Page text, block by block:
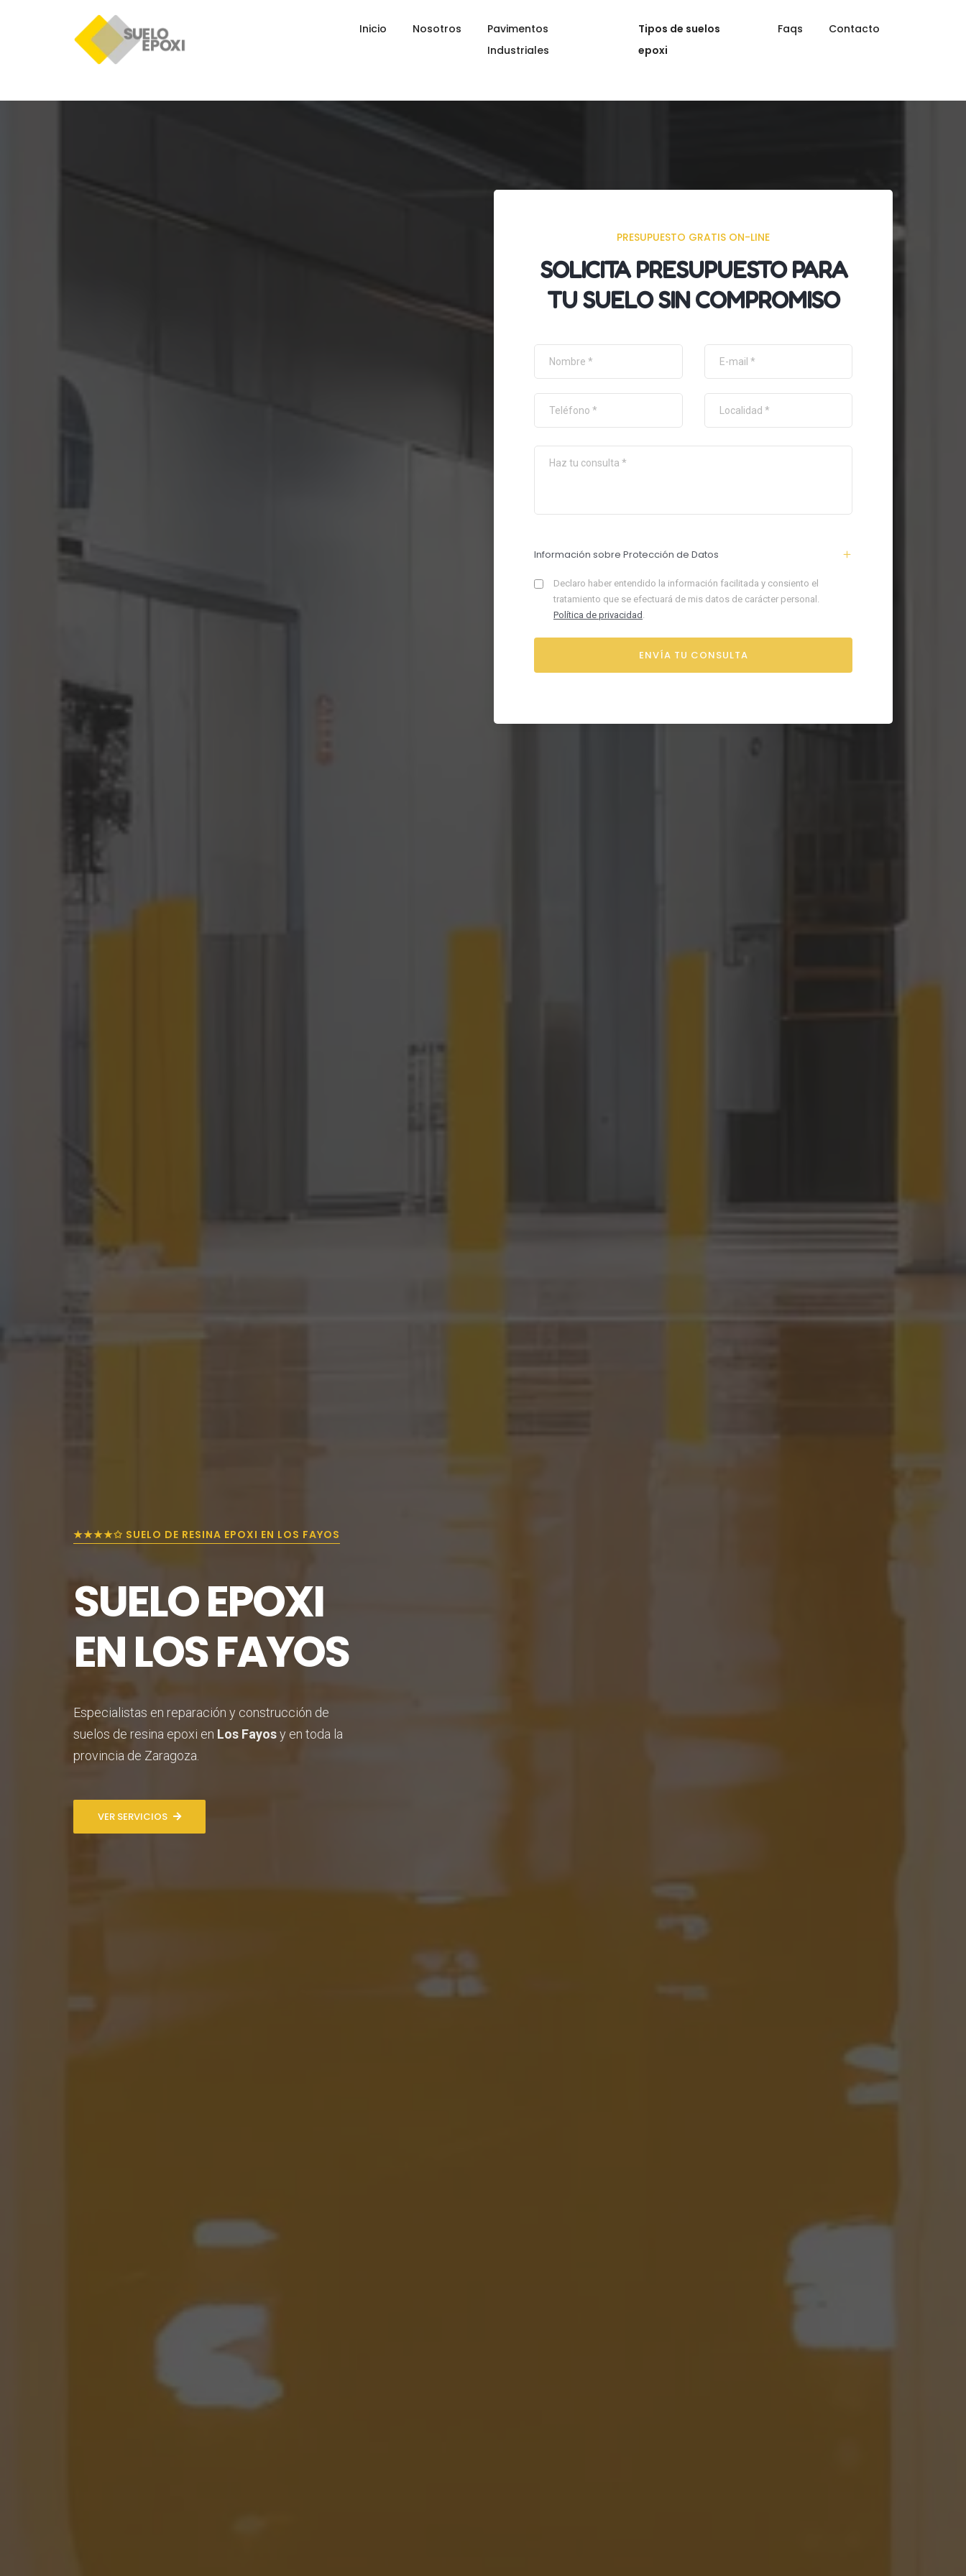
Inicio Nosotros
Pavimentos
Industriales
Tipos de suelos
epoxi
Faqs Contacto
★★★★✩ SUELO DE RESINA EPOXI EN LOS FAYOS
SUELO EPOXI
EN LOS FAYOS
Especialistas en reparación y construcción de
suelos de resina epoxi en Los Fayosy en toda la
provincia de Zaragoza.
VER SERVICIOS
PRESUPUESTO GRATIS ON-LINE
SOLICITAPRESUPUESTOPARA
TU SUELO SIN COMPROMISO
Información sobre Protección de Datos
Declaro haber entendido la información facilitada y consiento el
tratamiento que se efectuará de mis datos de carácter personal.
Política de privacidad .